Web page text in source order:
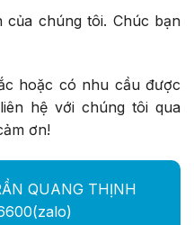
chúng tôi. Chúc bạn
hoặc có nhu cầu được
hệ với chúng tôi qua
ơn!
QUANG THỊNH